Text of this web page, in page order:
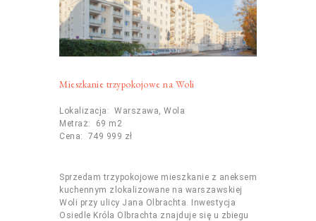
Mieszkanie trzypokojowe na Woli
Lokalizacja: Warszawa, Wola
Metraż: 69 m2
Cena: 749 999 zł
Sprzedam trzypokojowe mieszkanie z aneksem
kuchennym zlokalizowane na warszawskiej
Woli przy ulicy Jana Olbrachta. Inwestycja
Osiedle Króla Olbrachta znajduje się u zbiegu